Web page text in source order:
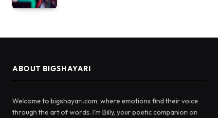
ABOUT BIGSHAYARI
Welcome to bigshayari.com, where emotions find their voice
through the art of words. I'm Billy, your poetic companion on